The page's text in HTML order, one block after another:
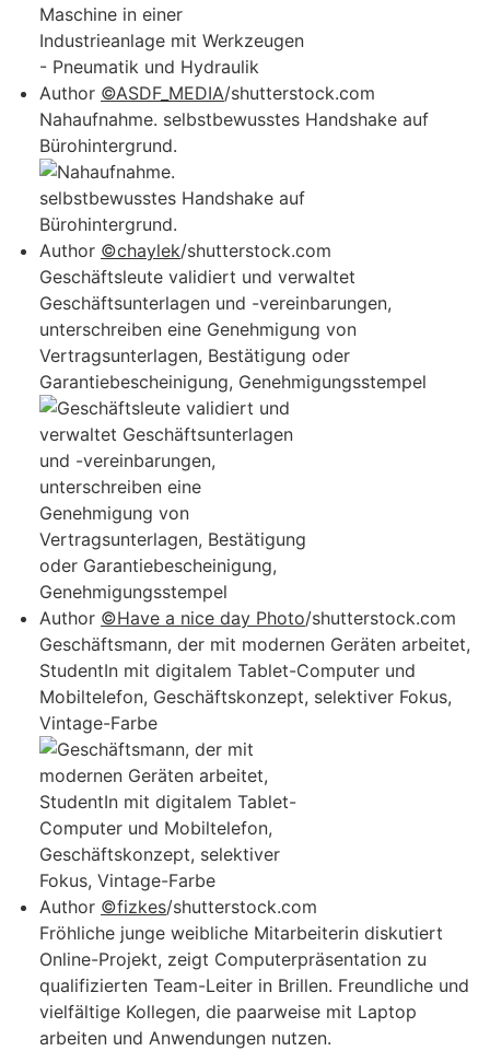
Author ©ASDF_MEDIA/shutterstock.com
Nahaufnahme. selbstbewusstes Handshake auf
Bürohintergrund.
Author ©chaylek/shutterstock.com
Geschäftsleute validiert und verwaltet
Geschäftsunterlagen und -vereinbarungen,
unterschreiben eine Genehmigung von
Vertragsunterlagen, Bestätigung oder
Garantiebescheinigung, Genehmigungsstempel
Author ©Have a nice day Photo/shutterstock.com
Geschäftsmann, der mit modernen Geräten arbeitet,
StudentIn mit digitalem Tablet-Computer und
Mobiltelefon, Geschäftskonzept, selektiver Fokus,
Vintage-Farbe
Author ©fizkes/shutterstock.com
Fröhliche junge weibliche Mitarbeiterin diskutiert
Online-Projekt, zeigt Computerpräsentation zu
qualifizierten Team-Leiter in Brillen. Freundliche und
vielfältige Kollegen, die paarweise mit Laptop
arbeiten und Anwendungen nutzen.